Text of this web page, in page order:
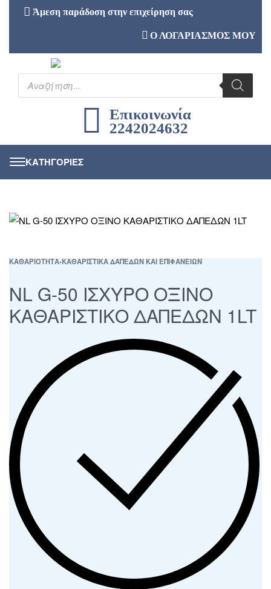
Άμεση παράδοση στην επιχείρηση σας
Ο ΛΟΓΑΡΙΑΣΜΟΣ ΜΟΥ
Επικοινωνία
2242024632
ΚΑΘΑΡΙΟΤΗΤΑ›ΚΑΘΑΡΙΣΤΙΚΑ ΔΑΠΕΔΩΝ ΚΑΙ ΕΠΙΦΑΝΕΙΩΝ
NL G-50 ΙΣΧΥΡΟ ΟΞΙΝΟ
ΚΑΘΑΡΙΣΤΙΚΟ ΔΑΠΕΔΩΝ 1LT